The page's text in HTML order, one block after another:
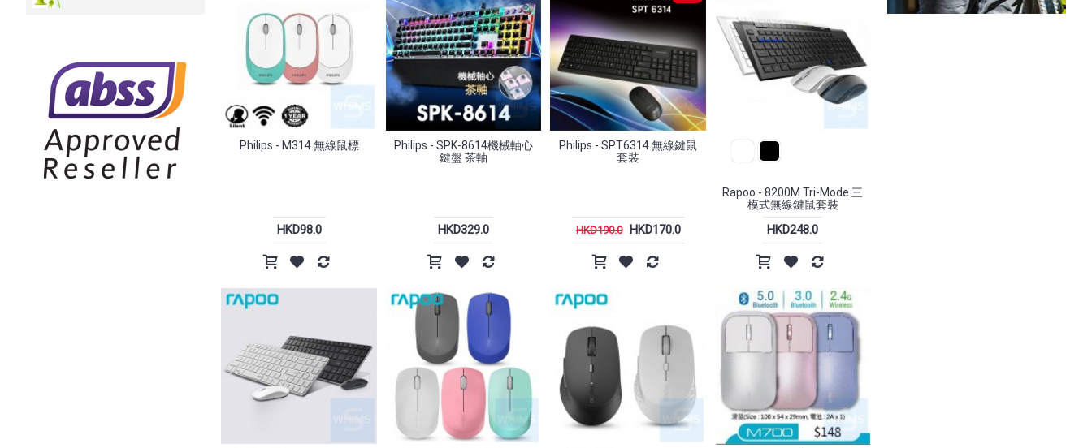
Philips - M314 無線鼠標
HKD98.0
Philips - SPK-8614機械軸心
鍵盤 茶軸
HKD329.0
Philips - SPT6314 無線鍵鼠
套裝
HKD190.0 HKD170.0
Rapoo - 8200M Tri-Mode 三
模式無線鍵鼠套裝
HKD248.0